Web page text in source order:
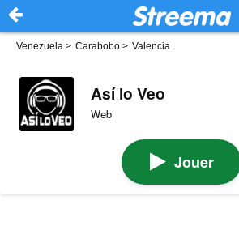
Venezuela > Carabobo > Valencia
Así lo Veo
Web
Jouer